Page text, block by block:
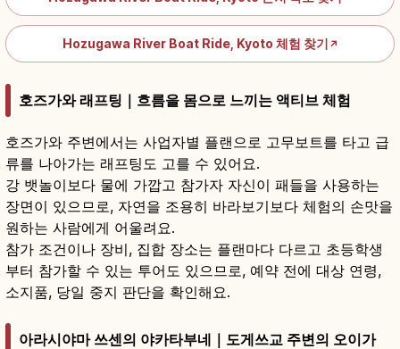
Hozugawa River Boat Ride, Kyoto 체험 찾기 ↗
호즈가와 래프팅｜흐름을 몸으로 느끼는 액티브 체험
호즈가와 주변에서는 사업자별 플랜으로 고무보트를 타고 급
류를 나아가는 래프팅도 고를 수 있어요.
강 뱃놀이보다 물에 가깝고 참가자 자신이 패들을 사용하는
장면이 있으므로, 자연을 조용히 바라보기보다 체험의 손맛을
원하는 사람에게 어울려요.
참가 조건이나 장비, 집합 장소는 플랜마다 다르고 초등학생
부터 참가할 수 있는 투어도 있으므로, 예약 전에 대상 연령,
소지품, 당일 중지 판단을 확인해요.
아라시야마 쓰센의 야카타부네｜도게쓰교 주변의 오이가